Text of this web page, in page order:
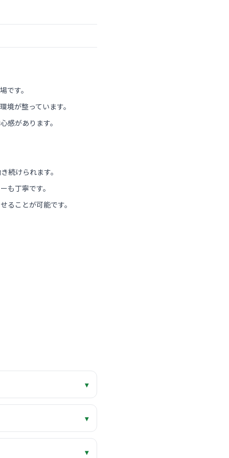
です。
が整っています。
感があります。
続けられます。
も丁寧です。
ることが可能です。
▾
▾
▾